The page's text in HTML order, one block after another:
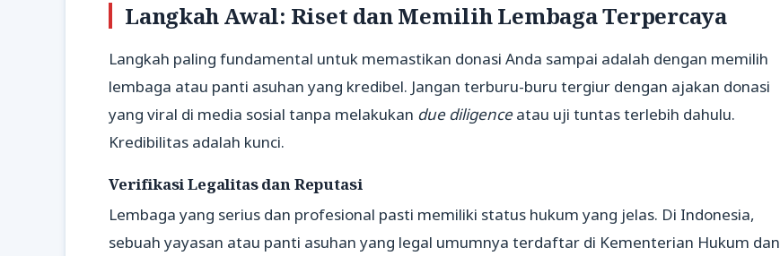
Langkah Awal: Riset dan Memilih Lembaga Terpercaya
Langkah paling fundamental untuk memastikan donasi Anda sampai adalah dengan memilih
lembaga atau panti asuhan yang kredibel. Jangan terburu-buru tergiur dengan ajakan donasi
yang viral di media sosial tanpa melakukan due diligenceatau uji tuntas terlebih dahulu.
Kredibilitas adalah kunci.
Verifikasi Legalitas dan Reputasi
Lembaga yang serius dan profesional pasti memiliki status hukum yang jelas. Di Indonesia,
sebuah yayasan atau panti asuhan yang legal umumnya terdaftar di Kementerian Hukum dan